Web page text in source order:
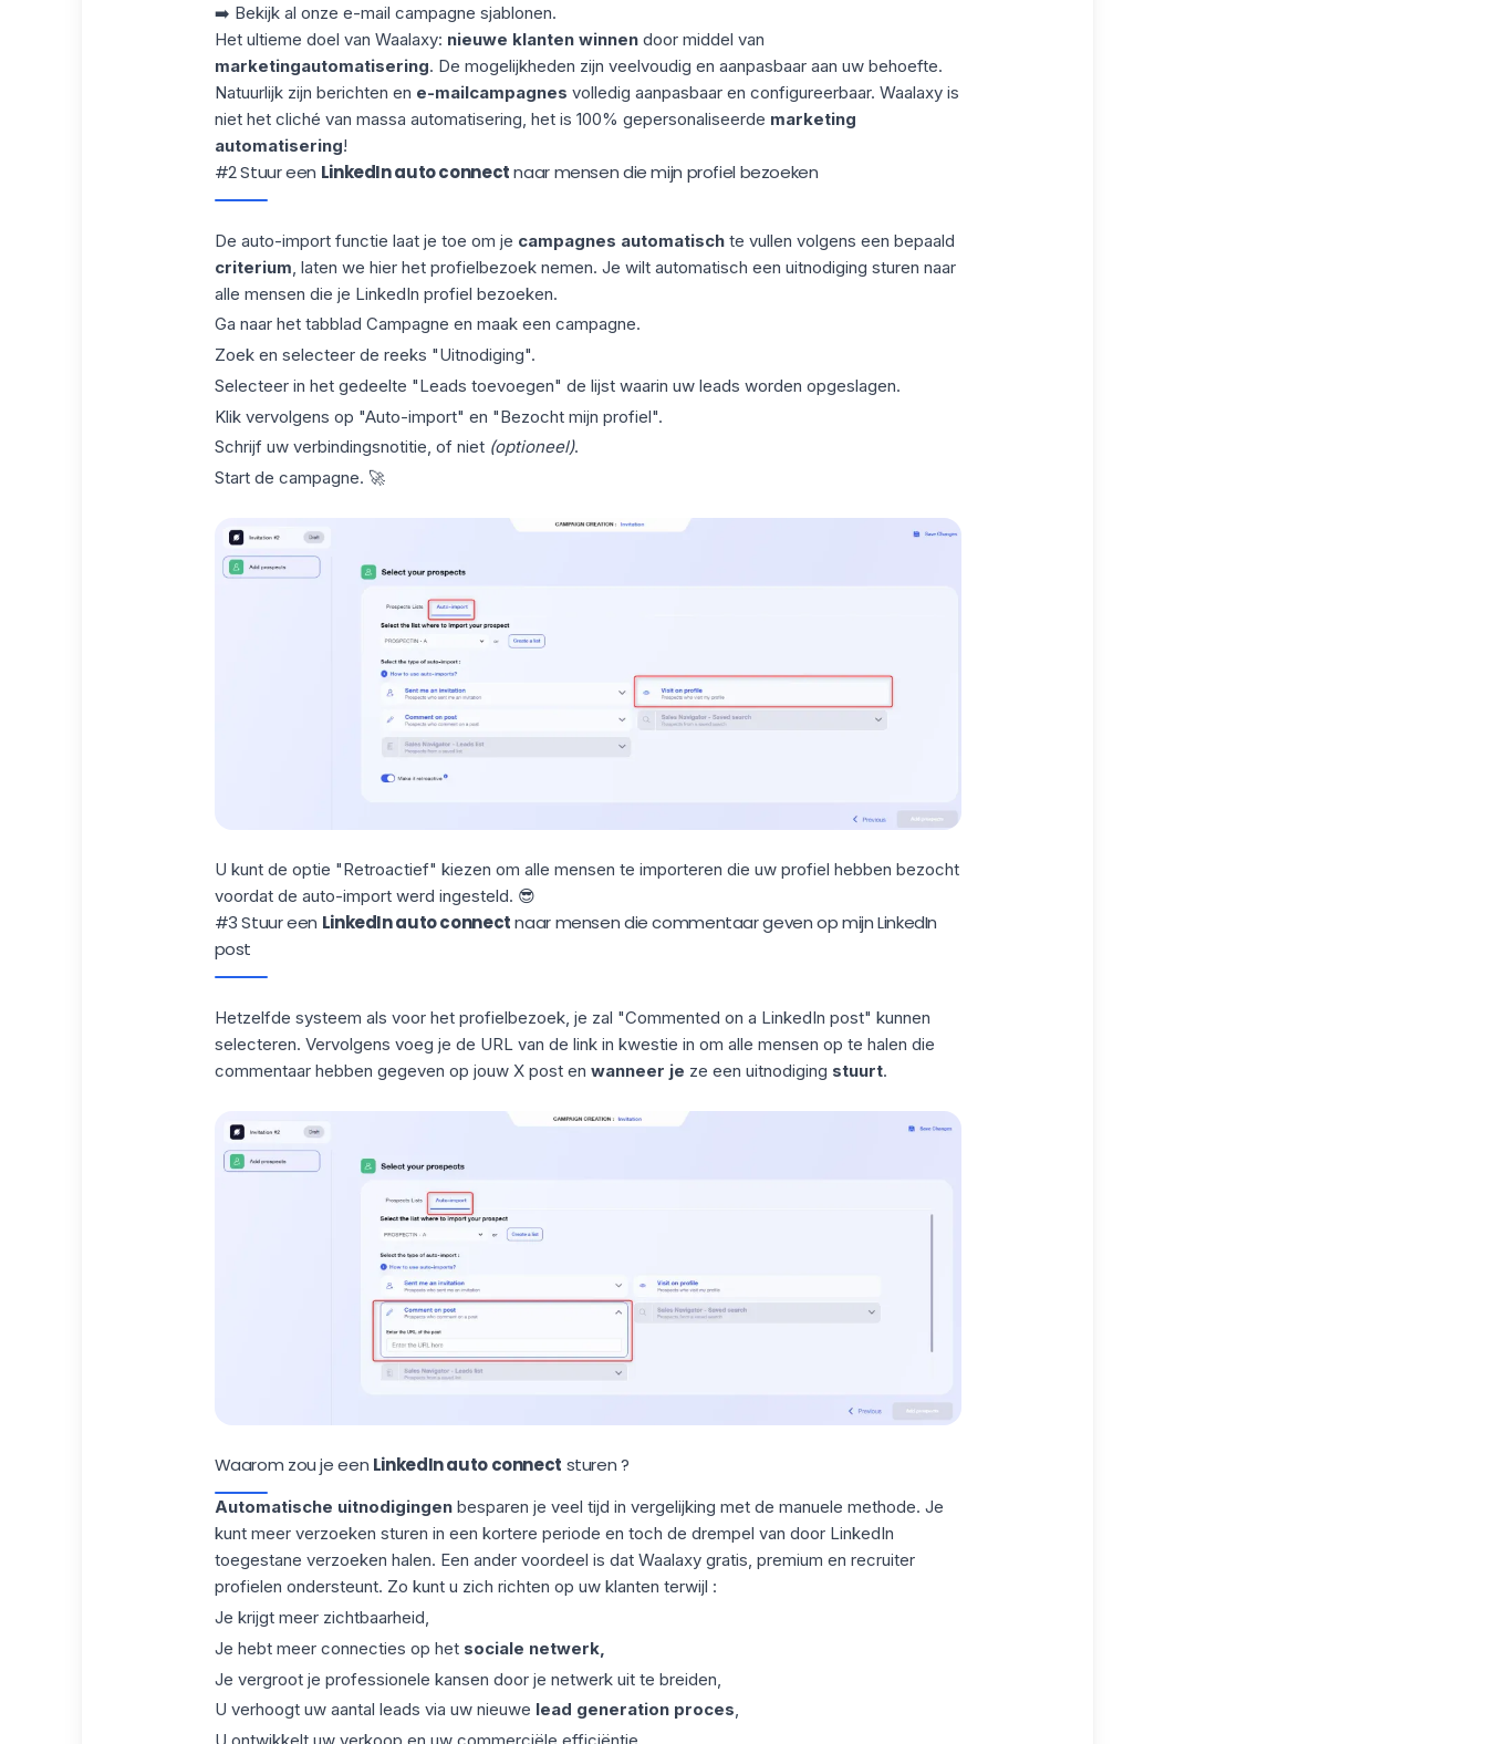
➡️ Bekijk al onze e-mail campagne sjablonen.
Het ultieme doel van Waalaxy: nieuwe klanten winnendoor middel van
marketingautomatisering. De mogelijkheden zijn veelvoudig en aanpasbaar aan uw behoefte.
Natuurlijk zijn berichten en e-mailcampagnes volledig aanpasbaar en configureerbaar. Waalaxy is
niet het cliché van massa automatisering, het is 100% gepersonaliseerde marketing
automatisering!
#2 Stuur een LinkedIn auto connectnaar mensen die mijn profiel bezoeken
De auto-importfunctie laat je toe om je campagnes automatischte vullen volgens een bepaald
criterium , laten we hier het profielbezoek nemen. Je wilt automatisch een uitnodiging sturen naar
alle mensen die je LinkedIn profiel bezoeken.
Ga naar het tabblad Campagne en maak een campagne.
Zoek en selecteer de reeks "Uitnodiging".
Selecteer in het gedeelte "Leads toevoegen" de lijst waarin uw leads worden opgeslagen.
Klik vervolgens op "Auto-import" en "Bezocht mijn profiel".
Schrijf uw verbindingsnotitie, of niet (optioneel).
Start de campagne. 🚀
U kunt de optie "Retroactief" kiezen om alle mensen te importeren die uw profiel hebben bezocht
voordat de auto-import werd ingesteld. 😎
#3 Stuur een LinkedIn auto connectnaar mensen die commentaar geven op mijn LinkedIn
post
Hetzelfde systeem als voor het profielbezoek, je zal "Commented on a LinkedIn post" kunnen
selecteren. Vervolgens voeg je de URL van de link in kwestie in om alle mensen op te halen die
commentaar hebben gegeven op jouw X post en wanneer je ze een uitnodiging stuurt.
Waarom zou je een LinkedIn auto connect sturen ?
Automatische uitnodigingen besparen je veel tijd in vergelijking met de manuele methode. Je
kunt meer verzoeken sturen in een kortere periode en toch de drempel van door LinkedIn
toegestane verzoeken halen. Een ander voordeel is dat Waalaxy gratis, premium en recruiter
profielen ondersteunt. Zo kunt u zich richten op uw klanten terwijl :
Je krijgt meer zichtbaarheid,
Je hebt meer connecties op hetsociale netwerk,
Je vergroot je professionele kansen door je netwerk uit te breiden,
U verhoogt uw aantal leads via uw nieuwe lead generation proces,